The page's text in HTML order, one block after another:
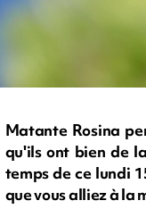
Matante Rosina
qu'ils ont bien de
temps de ce lundi
que vous alliez à la